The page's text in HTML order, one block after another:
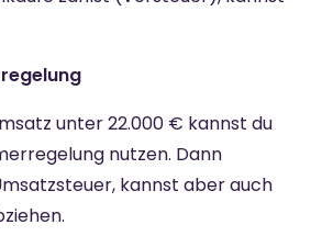
unter 22.000 € kannst du
nutzen. Dann
kannst aber auch